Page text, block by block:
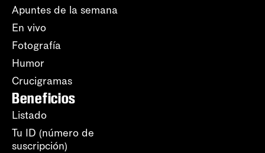
Apuntes de la semana
En vivo
Fotografía
Humor
Crucigramas
Beneficios
Listado
Tu ID (número de
suscripción)